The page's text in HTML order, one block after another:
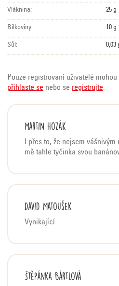
Vláknina: 25 g
Bílkoviny: 10 g
Sůl: 0,03
Pouze registrovaní uživatelé
přihlaste se nebo se registrujte.
i
h
o
c
e
Martin Hozák
I přes to, že nejsem
mě tahle tyčinka svou
David Matoušek
Vynikající
Štěpánka Bártlová